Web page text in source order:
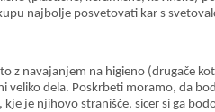
najbolje posvetovati kar s
z navajanjem na higieno (drugače
veliko dela. Poskrbeti moramo, da
je njihovo stranišče, sicer si ga